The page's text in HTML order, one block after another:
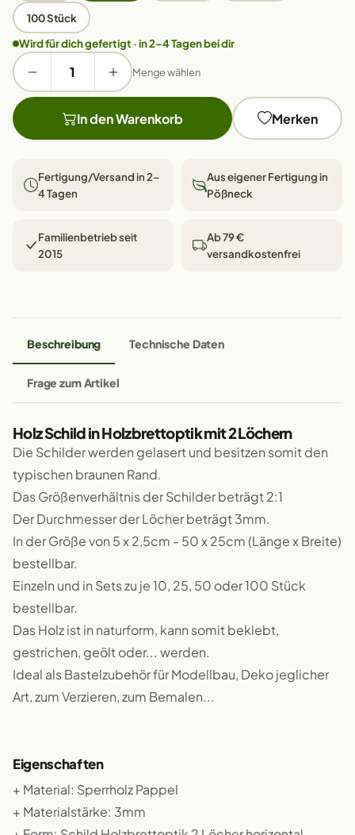
100 Stück
Wird für dich gefertigt · in 2–4 Tagen bei dir
Menge wählen
In den Warenkorb Merken
Fertigung/Versand in 2–
4 Tagen
Aus eigener Fertigung in
Pößneck
Familienbetrieb seit
2015
Ab 79 €
versandkostenfrei
Beschreibung Technische Daten
Frage zum Artikel
Holz Schild in Holzbrettoptik mit 2 Löchern
Die Schilder werden gelasert und besitzen somit den
typischen braunen Rand.
Das Größenverhältnis der Schilder beträgt 2:1
Der Durchmesser der Löcher beträgt 3mm.
In der Größe von 5 x 2,5cm - 50 x 25cm (Länge x Breite)
bestellbar.
Einzeln und in Sets zu je 10, 25, 50 oder 100 Stück
bestellbar.
Das Holz ist in naturform, kann somit beklebt,
gestrichen, geölt oder... werden.
Ideal als Bastelzubehör für Modellbau, Deko jeglicher
Art, zum Verzieren, zum Bemalen...
Eigenschaften
+ Material: Sperrholz Pappel
+ Materialstärke: 3mm